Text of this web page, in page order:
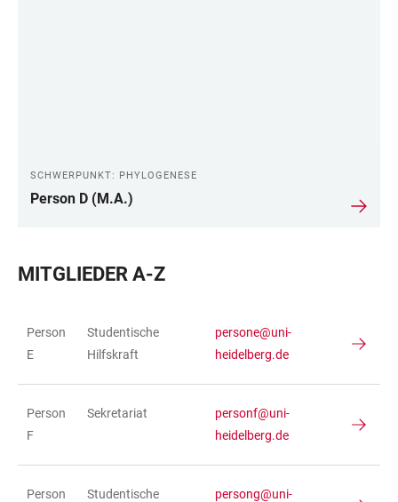
SCHWERPUNKT: PHYLOGENESE
Person D (M.A.)
MITGLIEDER A-Z
TABELLE
Person
E
Studentische
Hilfskraft
persone@uni-
heidelberg.de
Person
F
Sekretariat
personf@uni-
heidelberg.de
Person
Studentische
persong@uni-